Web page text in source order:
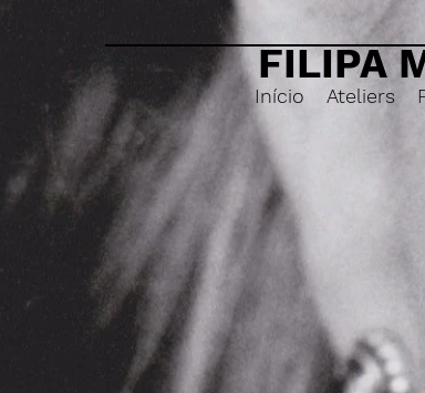
FILIPA
Início Ateliers